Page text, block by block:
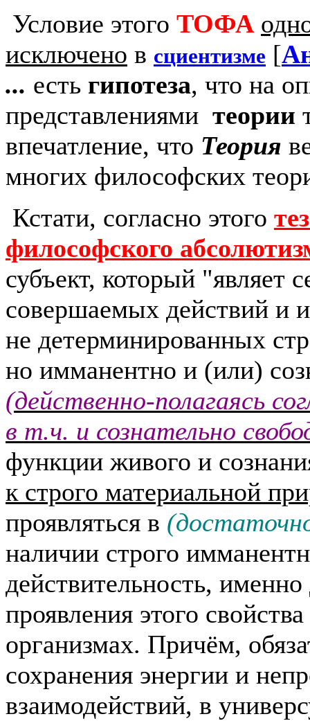
Условие этого ТОФА
исключено в сциентизме [
... есть гипотеза, что на
представлениями теории
впечатление, что Теория
многих философских
Кстати, согласно этого
философского
субъект, который "являет
совершаемых действий и
не детерминированных
но имманентно и (или)
(действенно-полагаясь
в т.ч. и сознательно
функции живого и
к строго материальной
проявляться в
наличии строго
действительность,
проявления этого
организмах. Причём,
сохранения энергии и
взаимодействий, в